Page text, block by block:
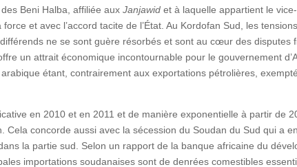
Beni Halba, affiliée auxJanjawid et à laquelle appartient le
et avec l’accord tacite de l’État. Au Kordofan Sud, les
ne se sont guère résorbés et sont au cœur des disputes
un attrait économique incontournable pour le gouvernement
étant, contrairement aux exportations pétrolières,
en 2010 et en 2011 et de manière exponentielle à partir de
Cela concorde aussi avec la sécession du Soudan du Sud qui a
la partie sud. Selon un rapport de la banque africaine du
importations soudanaises sont de denrées comestibles